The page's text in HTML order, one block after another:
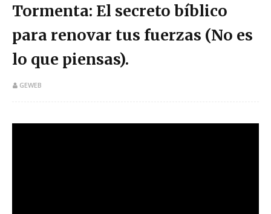
Tormenta: El secreto bíblico
para renovar tus fuerzas (No es
lo que piensas).
GEWEB